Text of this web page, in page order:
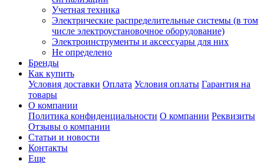
Учетная техника
Электрические распределительные системы (в том
числе электроустановочное оборудование)
Электроинструменты и аксессуары для них
Не определено
Бренды
Как купить
Условия доставки Оплата Условия оплаты Гарантия на
товары
О компании
Политика конфиденциальности О компании Реквизиты
Отзывы о компании
Статьи и новости
Контакты
Еще